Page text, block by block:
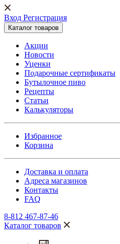
Вход Регистрация
Каталог товаров
Акции
Новости
Уценки
Подарочные сертификаты
Бутылочное пиво
Рецепты
Статьи
Калькуляторы
Избранное
Корзина
Доставка и оплата
Адреса магазинов
Контакты
FAQ
8-812 467-87-46
Каталог товаров